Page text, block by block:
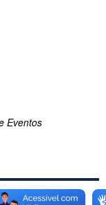
Eventos